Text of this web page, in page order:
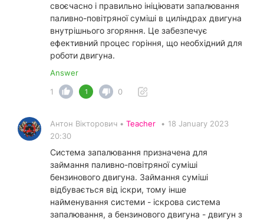
своєчасно і правильно ініціювати запалювання
паливно-повітряної суміші в циліндрах двигуна
внутрішнього згоряння. Це забезпечує
ефективний процес горіння, що необхідний для
роботи двигуна.
Answer
1
1 0
Антон Вікторович • Teacher • 18 January 2023
20:30
Система запалювання призначена для
займання паливно-повітряної суміші
бензинового двигуна. Займання суміші
відбувається від іскри, тому інше
найменування системи - іскрова система
запалювання, а бензинового двигуна - двигун з